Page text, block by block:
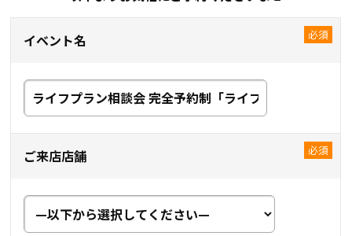
イベント名
ご来店店舗